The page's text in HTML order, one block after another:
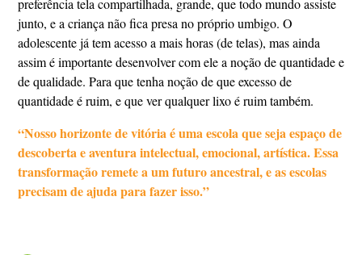
preferência tela compartilhada, grande, que todo mundo assiste
junto, e a criança não fica presa no próprio umbigo. O
adolescente já tem acesso a mais horas (de telas), mas ainda
assim é importante desenvolver com ele a noção de quantidade e
de qualidade. Para que tenha noção de que excesso de
quantidade é ruim, e que ver qualquer lixo é ruim também.
“Nosso horizonte de vitória é uma escola que seja espaço de
descoberta e aventura intelectual, emocional, artística. Essa
transformação remete a um futuro ancestral, e as escolas
precisam de ajuda para fazer isso.”